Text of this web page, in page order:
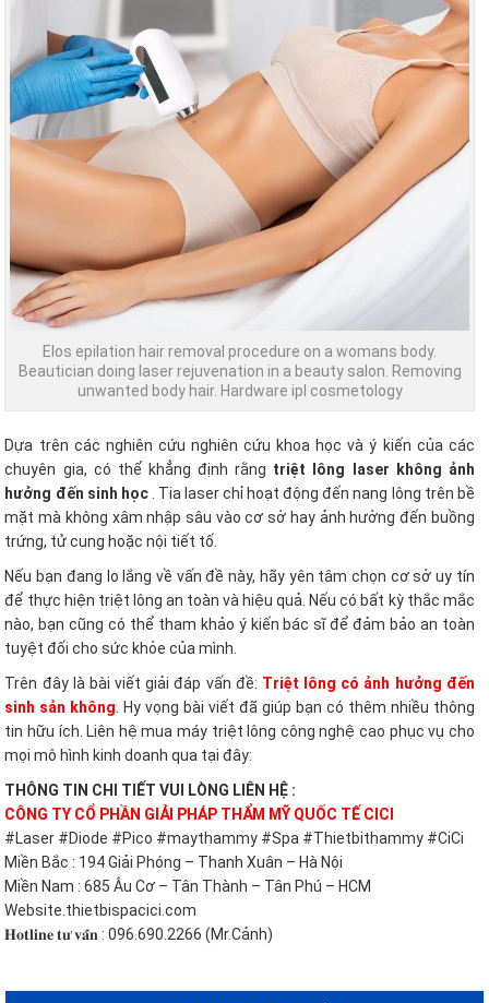
Elos epilation hair removal procedure on a womans body.
Beautician doing laser rejuvenation in a beauty salon. Removing
unwanted body hair. Hardware ipl cosmetology
Dựa trên các nghiên cứu nghiên cứu khoa học và ý kiến ​​của các
chuyên gia, có thể khẳng định rằng triệt lông laser không ảnh
hưởng đến sinh học. Tia laser chỉ hoạt động đến nang lông trên bề
mặt mà không xâm nhập sâu vào cơ sở hay ảnh hưởng đến buồng
trứng, tử cung hoặc nội tiết tố.
Nếu bạn đang lo lắng về vấn đề này, hãy yên tâm chọn cơ sở uy tín
để thực hiện triệt lông an toàn và hiệu quả. Nếu có bất kỳ thắc mắc
nào, bạn cũng có thể tham khảo ý kiến ​​bác sĩ để đảm bảo an toàn
tuyệt đối cho sức khỏe của mình.
Trên đây là bài viết giải đáp vấn đề: Triệt lông có ảnh hưởng đến
sinh sản không . Hy vọng bài viết đã giúp bạn có thêm nhiều thông
tin hữu ích. Liên hệ mua máy triệt lông công nghệ cao phục vụ cho
mọi mô hình kinh doanh qua tại đây:
THÔNG TIN CHI TIẾT VUI LÒNG LIÊN HỆ :
CÔNG TY CỔ PHẦN GIẢI PHÁP THẨM MỸ QUỐC TẾ CICI
#Laser #Diode #Pico #maythammy #Spa #Thietbithammy #CiCi
Miền Bắc : 194 Giải Phóng – Thanh Xuân – Hà Nội
Miền Nam : 685 Âu Cơ – Tân Thành – Tân Phú – HCM
Website.thietbispacici.com
𝐇𝐨𝐭𝐥𝐢𝐧𝐞 𝐭𝐮̛ 𝐯𝐚̂́𝐧 : 096.690.2266 (Mr.Cảnh)